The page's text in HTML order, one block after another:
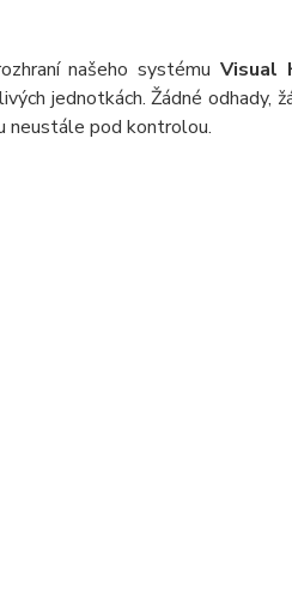
našeho systémuVisual
jednotkách. Žádné odhady,
neustále pod kontrolou.